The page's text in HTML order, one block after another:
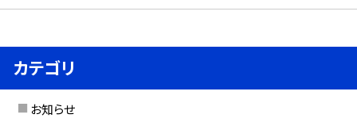
カテゴリ
お知らせ